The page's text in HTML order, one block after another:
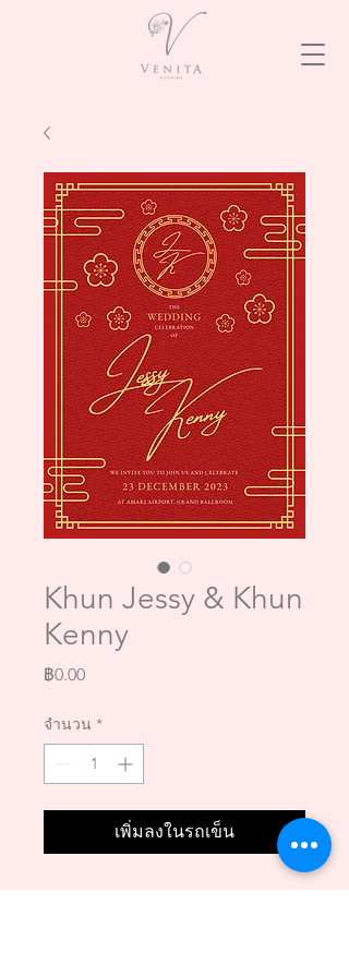
Khun Jessy & Khun
Kenny
฿0.00ราคา
จำนวน *
เพิ่มลงในรถเข็น